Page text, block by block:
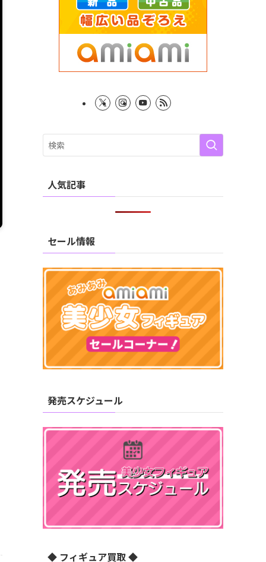
人気記事
セール情報
発売スケジュール
◆ フィギュア買取 ◆